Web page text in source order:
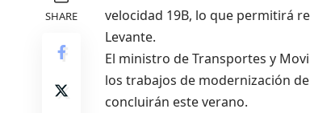
SHARE
velocidad 19B, lo que permitirá
Levante.
El ministro de Transportes y
los trabajos de modernización
concluirán este verano.